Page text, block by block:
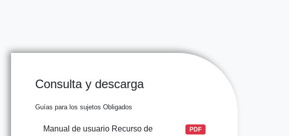
Consulta y descarga
Guías para los sujetos Obligados
Manual de usuario Recurso de
PDF